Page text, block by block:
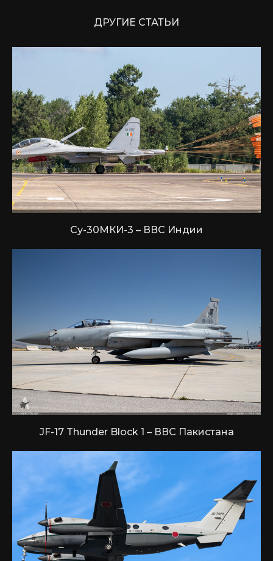
ДРУГИЕ СТАТЬИ
Су-30МКИ-3 – ВВС Индии
JF-17 Thunder Block 1 – ВВС Пакистана